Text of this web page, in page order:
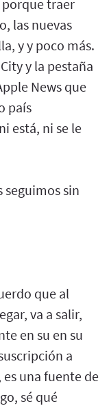
traer
las nuevas
y y poco más.
y la pestaña
News que
país
está, ni se le
seguimos sin
que al
va a salir,
en su en su
a
una fuente de
sé qué